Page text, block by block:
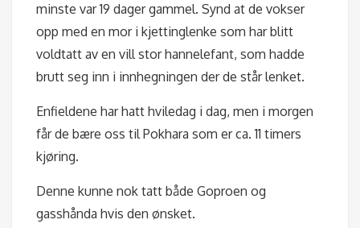
minste var 19 dager gammel. Synd at de vokser
opp med en mor i kjettinglenke som har blitt
voldtatt av en vill stor hannelefant, som hadde
brutt seg inn i innhegningen der de står lenket.
Enfieldene har hatt hviledag i dag, men i morgen
får de bære oss til Pokhara som er ca. 11 timers
kjøring.
Denne kunne nok tatt både Goproen og
gasshånda hvis den ønsket.